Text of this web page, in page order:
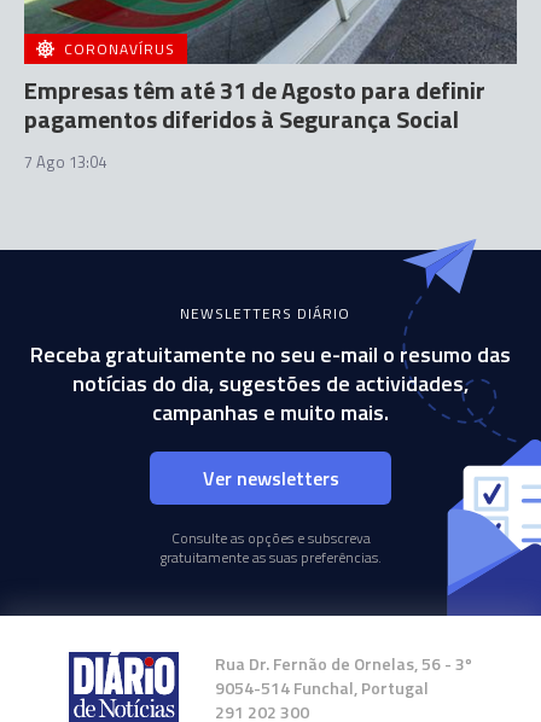
CORONAVÍRUS
Empresas têm até 31 de Agosto para definir
pagamentos diferidos à Segurança Social
7 Ago 13:04
NEWSLETTERS DIÁRIO
Receba gratuitamente no seu e-mail o resumo das
notícias do dia, sugestões de actividades,
campanhas e muito mais.
Ver newsletters
Consulte as opções e subscreva
gratuitamente as suas preferências.
Rua Dr. Fernão de Ornelas, 56 - 3º
9054-514 Funchal, Portugal
291 202 300